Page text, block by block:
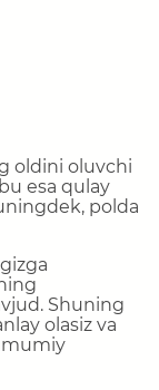
oldini oluvchi
esa qulay
polda
Shuning
olasiz va